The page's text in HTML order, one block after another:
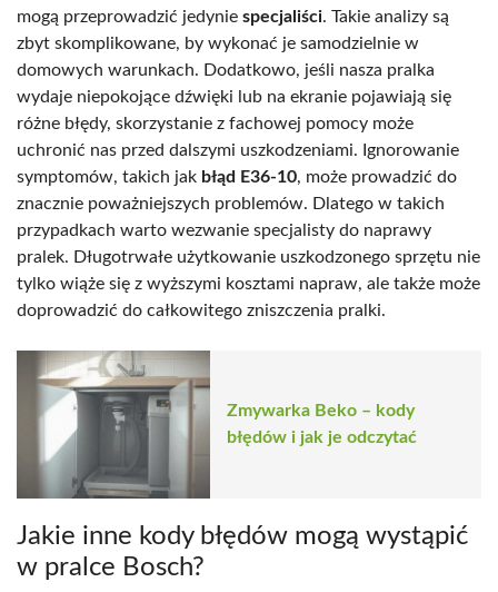
mogą przeprowadzić jedynie specjaliści. Takie analizy są
zbyt skomplikowane, by wykonać je samodzielnie w
domowych warunkach. Dodatkowo, jeśli nasza pralka
wydaje niepokojące dźwięki lub na ekranie pojawiają się
różne błędy, skorzystanie z fachowej pomocy może
uchronić nas przed dalszymi uszkodzeniami. Ignorowanie
symptomów, takich jak błąd E36-10, może prowadzić do
znacznie poważniejszych problemów. Dlatego w takich
przypadkach warto wezwanie specjalisty do naprawy
pralek. Długotrwałe użytkowanie uszkodzonego sprzętu nie
tylko wiąże się z wyższymi kosztami napraw, ale także może
doprowadzić do całkowitego zniszczenia pralki.
Zmywarka Beko – kody
błędów i jak je odczytać
Jakie inne kody błędów mogą wystąpić
w pralce Bosch?